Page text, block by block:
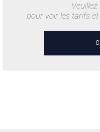
pour voir les tarifs